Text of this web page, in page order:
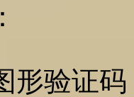
形验证码